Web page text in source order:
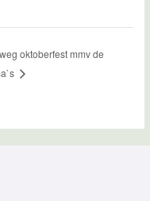
oktoberfest mmv de